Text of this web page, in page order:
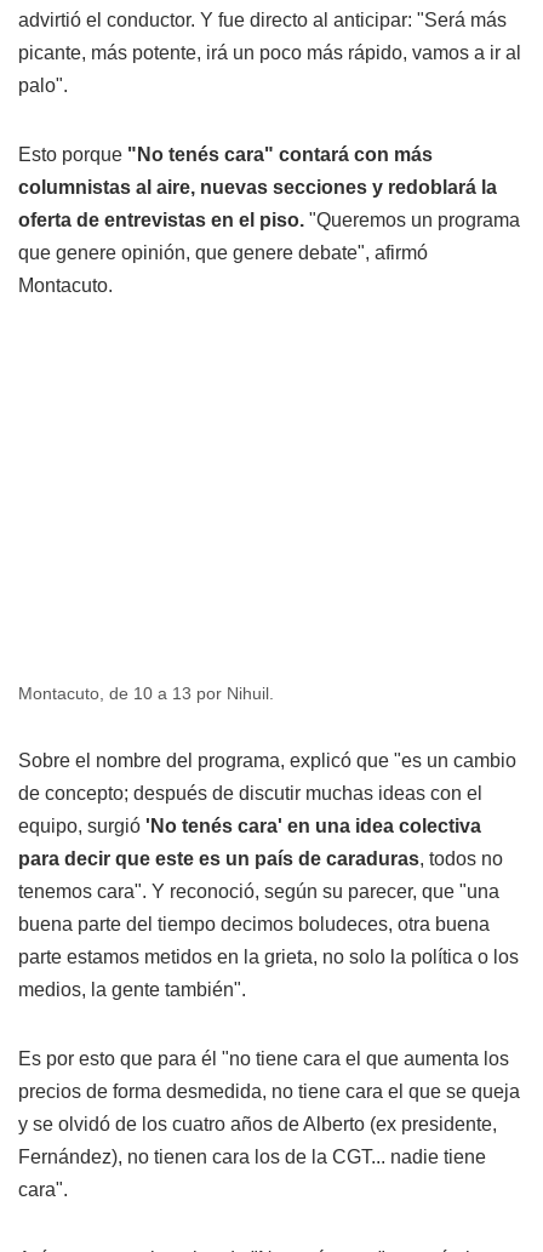
advirtió el conductor. Y fue directo al anticipar: "Será más
picante, más potente, irá un poco más rápido, vamos a ir al
palo".
Esto porque "No tenés cara" contará con más
columnistas al aire, nuevas secciones y redoblará la
oferta de entrevistas en el piso. "Queremos un programa
que genere opinión, que genere debate", afirmó
Montacuto.
Montacuto, de 10 a 13 por Nihuil.
Sobre el nombre del programa, explicó que "es un cambio
de concepto; después de discutir muchas ideas con el
equipo, surgió 'No tenés cara' en una idea colectiva
para decir que este es un país de caraduras, todos no
tenemos cara". Y reconoció, según su parecer, que "una
buena parte del tiempo decimos boludeces, otra buena
parte estamos metidos en la grieta, no solo la política o los
medios, la gente también".
Es por esto que para él "no tiene cara el que aumenta los
precios de forma desmedida, no tiene cara el que se queja
y se olvidó de los cuatro años de Alberto (ex presidente,
Fernández), no tienen cara los de la CGT... nadie tiene
cara".